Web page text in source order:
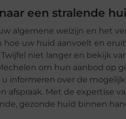
een stralende
algemene welzijn en het
uw huid aanvoelt en
niet langer en bekijk
om hun aanbod op
informeren over de
afspraak. Met de expertise
gezonde huid binnen